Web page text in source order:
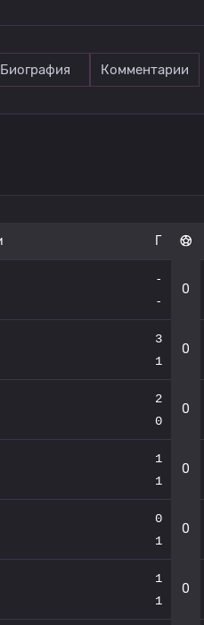
Биография Комментарии
Г
-
-
0
3
1
0
2
0
0
1
1
0
0
1
0
1
1
0